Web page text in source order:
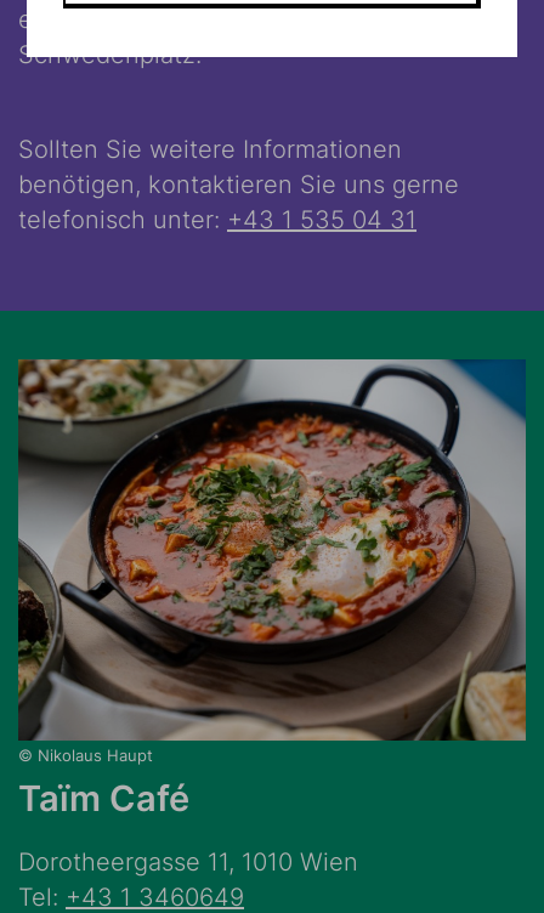
erreichen Sie von der U1, U4 Station
Schwedenplatz.
Sollten Sie weitere Informationen
benötigen, kontaktieren Sie uns gerne
telefonisch unter: +43 1 535 04 31
© Nikolaus Haupt
Taïm Café
Dorotheergasse 11, 1010 Wien
Tel: +43 1 3460649